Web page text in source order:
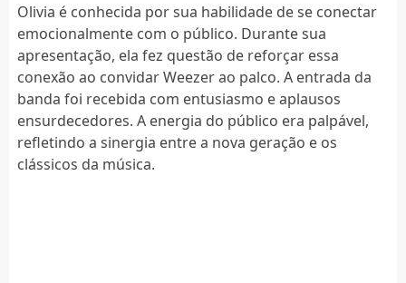
Olivia é conhecida por sua habilidade de se conectar
emocionalmente com o público. Durante sua
apresentação, ela fez questão de reforçar essa
conexão ao convidar Weezer ao palco. A entrada da
banda foi recebida com entusiasmo e aplausos
ensurdecedores. A energia do público era palpável,
refletindo a sinergia entre a nova geração e os
clássicos da música.